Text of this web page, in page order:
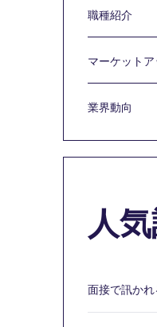
職種紹介
マーケットア
業界動向
人
面接で訊か